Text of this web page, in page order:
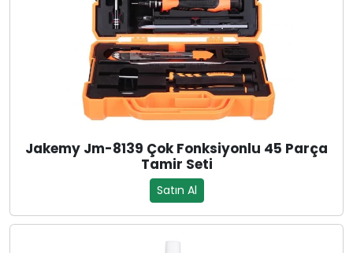
Jakemy Jm-8139 Çok Fonksiyonlu 45 Parça
Tamir Seti
Satın Al